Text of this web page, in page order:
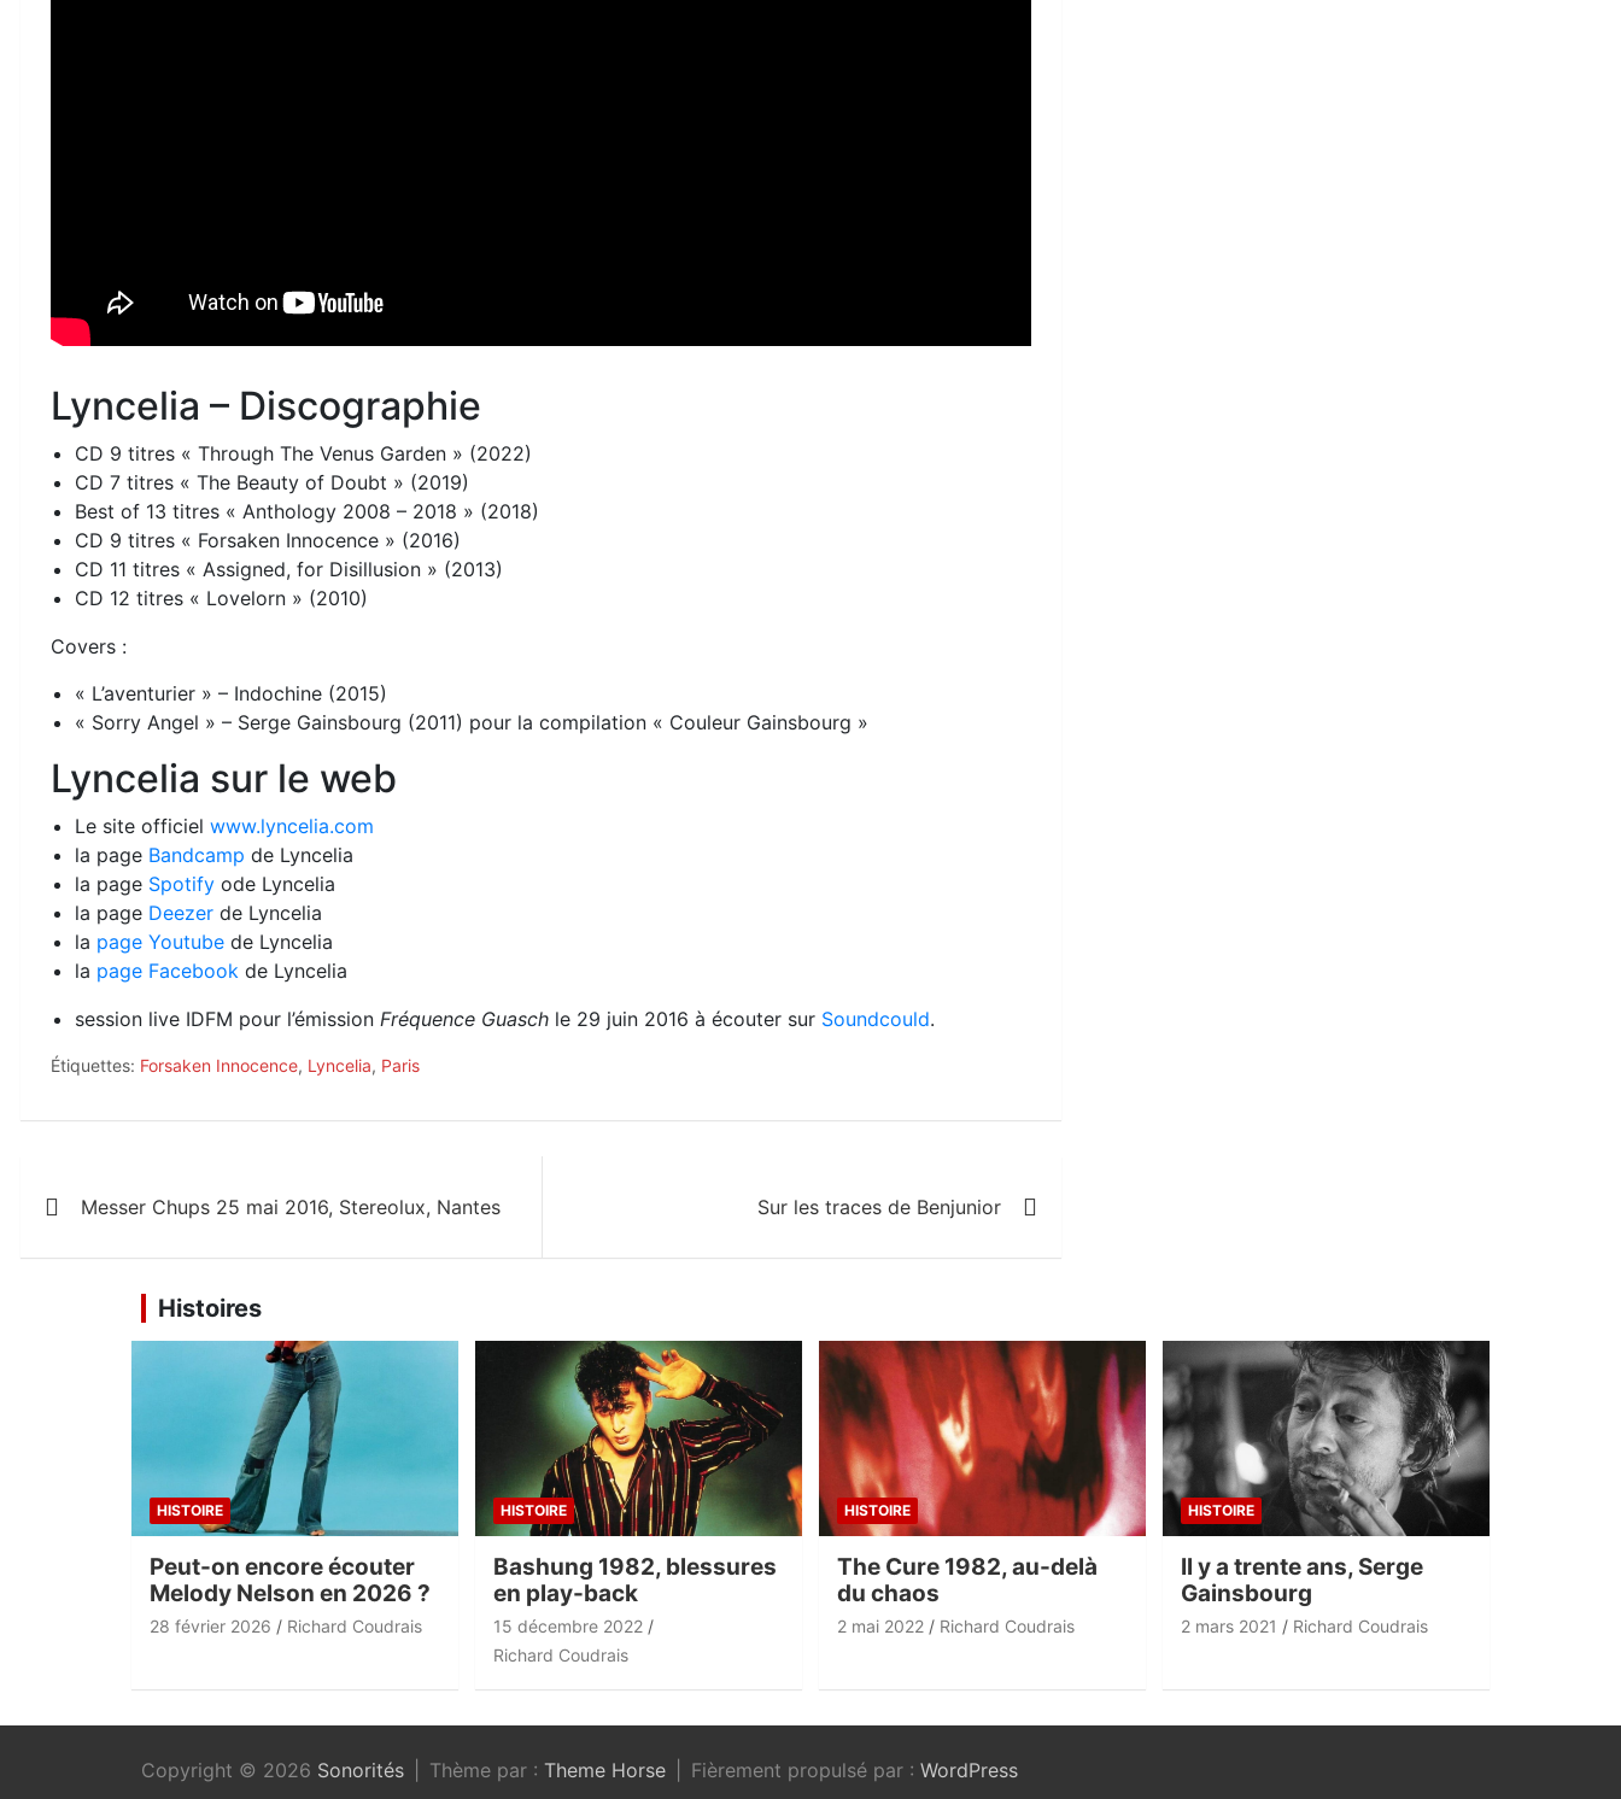
Lyncelia – Discographie
CD 9 titres « Through The Venus Garden » (2022)
CD 7 titres « The Beauty of Doubt » (2019)
Best of 13 titres « Anthology 2008 – 2018 » (2018)
CD 9 titres « Forsaken Innocence » (2016)
CD 11 titres « Assigned, for Disillusion » (2013)
CD 12 titres « Lovelorn » (2010)
Covers :
« L’aventurier » – Indochine (2015)
« Sorry Angel » – Serge Gainsbourg (2011) pour la compilation « Couleur Gainsbourg »
Lyncelia sur le web
Le site officiel www.lyncelia.com
la page Bandcamp de Lyncelia
la page Spotify ode Lyncelia
la page Deezer de Lyncelia
la page Youtube de Lyncelia
la page Facebook de Lyncelia
session live IDFM pour l’émission Fréquence Guasch le 29 juin 2016 à écouter sur Soundcould.
Étiquettes: Forsaken Innocence, Lyncelia, Paris
de
l’article
Messer Chups 25 mai 2016, Stereolux, Nantes Sur les traces de Benjunior
Histoires
HISTOIRE
Peut-on encore écouter
Melody Nelson en 2026 ?
28 février 2026 Richard Coudrais
HISTOIRE
Bashung 1982, blessures
en play-back
15 décembre 2022
Richard Coudrais
HISTOIRE
The Cure 1982, au-delà
du chaos
2 mai 2022 Richard Coudrais
HISTOIRE
Il y a trente ans, Serge
Gainsbourg
2 mars 2021 Richard Coudrais
Copyright © 2026 Sonorités Thème par : Theme Horse Fièrement propulsé par : WordPress